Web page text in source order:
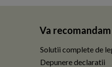
Va recomandam
Solutii complete de
Depunere declaratii